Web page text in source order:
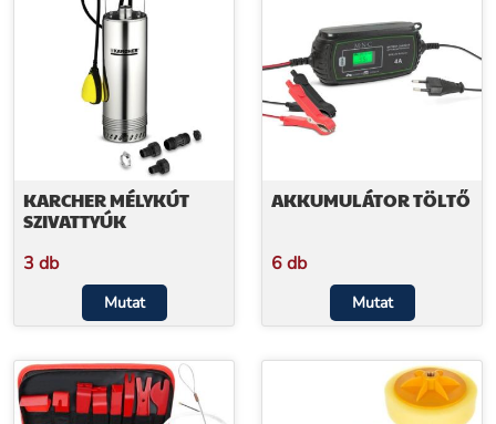
KARCHER MÉLYKÚT
SZIVATTYÚK
3 db
Mutat
AKKUMULÁTOR TÖLTŐ
6 db
Mutat